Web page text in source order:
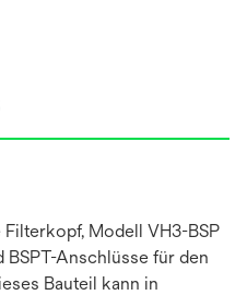
Modell VH3-BSP
Anschlüsse für den
Bauteil kann in